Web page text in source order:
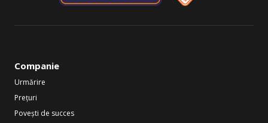
Companie
Urmărire
Prețuri
Povești de succes